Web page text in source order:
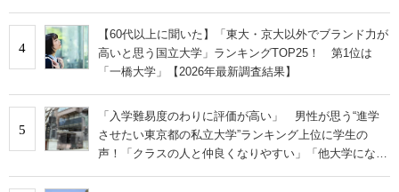
4
【60代以上に聞いた】「東大・京大以外でブランド力が
高いと思う国立大学」ランキングTOP25！ 第1位は
「一橋大学」【2026年最新調査結果】
5
「入学難易度のわりに評価が高い」 男性が思う“進学
させたい東京都の私立大学”ランキング上位に学生の
声！「クラスの人と仲良くなりやすい」「他大学にない